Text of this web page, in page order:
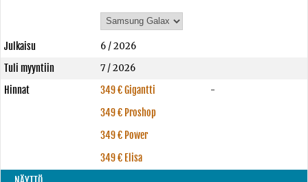
Julkaisu
6 / 2026
Tuli myyntiin
7 / 2026
Hinnat
349 € Gigantti
349 € Proshop
349 € Power
349 € Elisa
-